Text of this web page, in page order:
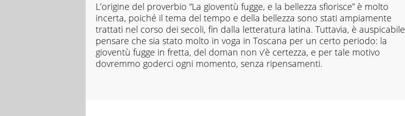
L’origine del proverbio “La gioventù fugge, e la bellezza sfiorisce” è molto
incerta, poiché il tema del tempo e della bellezza sono stati ampiamente
trattati nel corso dei secoli, fin dalla letteratura latina. Tuttavia, è auspicabile
pensare che sia stato molto in voga in Toscana per un certo periodo: la
gioventù fugge in fretta, del doman non v’è certezza, e per tale motivo
dovremmo goderci ogni momento, senza ripensamenti.